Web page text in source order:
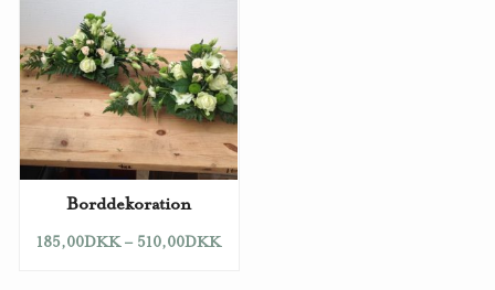
Borddekoration
185,00DKK– 510,00DKK